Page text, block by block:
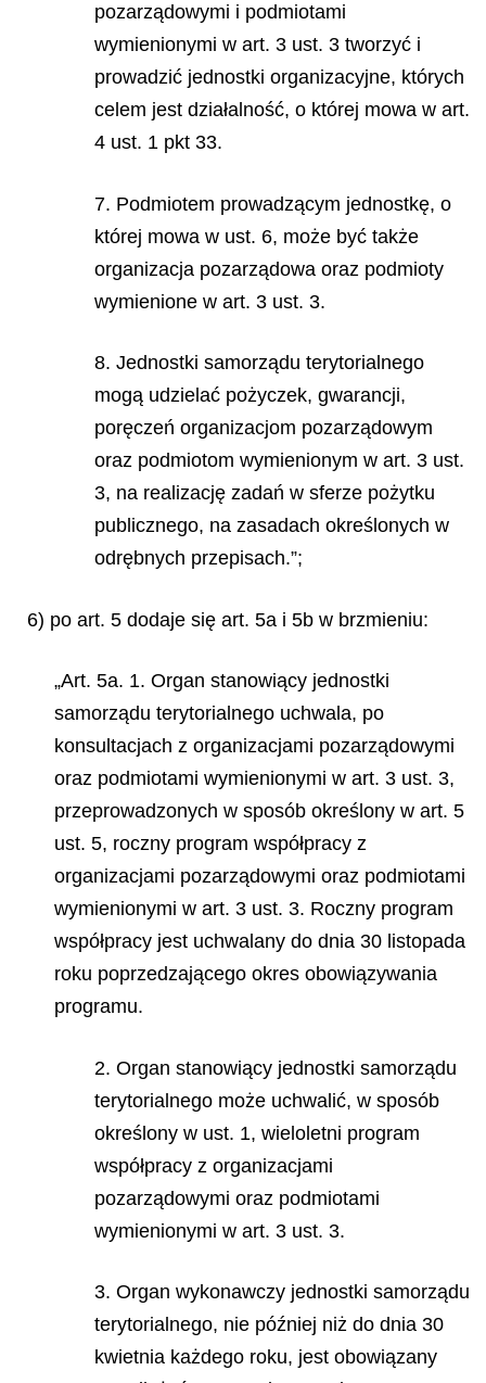
pozarządowymi i podmiotami
wymienionymi w art. 3 ust. 3 tworzyć i
prowadzić jednostki organizacyjne, których
celem jest działalność, o której mowa w art.
4 ust. 1 pkt 33.
7. Podmiotem prowadzącym jednostkę, o
której mowa w ust. 6, może być także
organizacja pozarządowa oraz podmioty
wymienione w art. 3 ust. 3.
8. Jednostki samorządu terytorialnego
mogą udzielać pożyczek, gwarancji,
poręczeń organizacjom pozarządowym
oraz podmiotom wymienionym w art. 3 ust.
3, na realizację zadań w sferze pożytku
publicznego, na zasadach określonych w
odrębnych przepisach.”;
6) po art. 5 dodaje się art. 5a i 5b w brzmieniu:
„Art. 5a. 1. Organ stanowiący jednostki
samorządu terytorialnego uchwala, po
konsultacjach z organizacjami pozarządowymi
oraz podmiotami wymienionymi w art. 3 ust. 3,
przeprowadzonych w sposób określony w art. 5
ust. 5, roczny program współpracy z
organizacjami pozarządowymi oraz podmiotami
wymienionymi w art. 3 ust. 3. Roczny program
współpracy jest uchwalany do dnia 30 listopada
roku poprzedzającego okres obowiązywania
programu.
2. Organ stanowiący jednostki samorządu
terytorialnego może uchwalić, w sposób
określony w ust. 1, wieloletni program
współpracy z organizacjami
pozarządowymi oraz podmiotami
wymienionymi w art. 3 ust. 3.
3. Organ wykonawczy jednostki samorządu
terytorialnego, nie później niż do dnia 30
kwietnia każdego roku, jest obowiązany